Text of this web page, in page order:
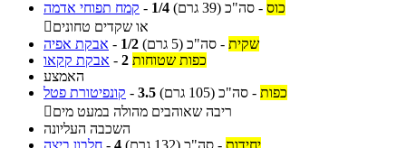
קמח תפוחי אדמה - 1/4 כוס - סה"כ (39 גרם)
או שקדים טחונים
אבקת אפיה - 1/2 שקית - סה"כ (5 גרם)
אבקת קקאו - 2 כפות שטוחות
האמצע
קונפיטורת פטל - 3.5 כפות - סה"כ (105 גרם)
ריבה שאוהבים מהולה במעט מים
השכבה העליונה
חלבון ביצה - 4 יחידות - סה"כ (132 גרם)